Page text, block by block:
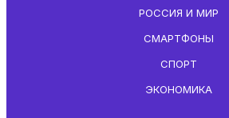
РОССИЯ И МИР
СМАРТФОНЫ
СПОРТ
ЭКОНОМИКА